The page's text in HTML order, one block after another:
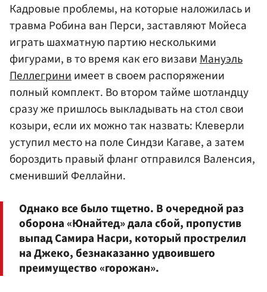
Кадровые проблемы, на которые наложилась и
травма Робина ван Перси, заставляют Мойеса
играть шахматную партию несколькими
фигурами, в то время как его визавиМануэль
Пеллегриниимеет в своем распоряжении
полный комплект. Во втором тайме шотландцу
сразу же пришлось выкладывать на стол свои
козыри, если их можно так назвать: Клеверли
уступил место на поле Синдзи Кагаве, а затем
бороздить правый фланг отправился Валенсия,
сменивший Феллайни.
Однако все было тщетно. В очередной раз
оборона «Юнайтед» дала сбой, пропустив
выпад Самира Насри, который прострелил
на Джеко, безнаказанно удвоившего
преимущество «горожан».